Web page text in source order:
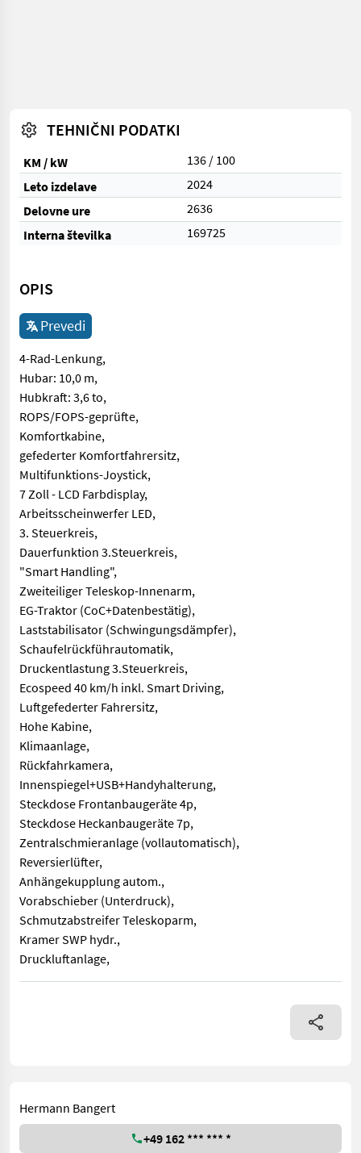
TEHNIČNI PODATKI
KM / kW
136 / 100
Leto izdelave
2024
Delovne ure
2636
Interna številka
169725
OPIS
Prevedi
4-Rad-Lenkung,
Hubar: 10,0 m,
Hubkraft: 3,6 to,
ROPS/FOPS-geprüfte,
Komfortkabine,
gefederter Komfortfahrersitz,
Multifunktions-Joystick,
7 Zoll - LCD Farbdisplay,
Arbeitsscheinwerfer LED,
3. Steuerkreis,
Dauerfunktion 3.Steuerkreis,
"Smart Handling",
Zweiteiliger Teleskop-Innenarm,
EG-Traktor (CoC+Datenbestätig),
Laststabilisator (Schwingungsdämpfer),
Schaufelrückführautomatik,
Druckentlastung 3.Steuerkreis,
Ecospeed 40 km/h inkl. Smart Driving,
Luftgefederter Fahrersitz,
Hohe Kabine,
Klimaanlage,
Rückfahrkamera,
Innenspiegel+USB+Handyhalterung,
Steckdose Frontanbaugeräte 4p,
Steckdose Heckanbaugeräte 7p,
Zentralschmieranlage (vollautomatisch),
Reversierlüfter,
Anhängekupplung autom.,
Vorabschieber (Unterdruck),
Schmutzabstreifer Teleskoparm,
Kramer SWP hydr.,
Druckluftanlage,
4-Rad-Lenkung, Hubar: 10,0 m, Hubkraft: 3,6 to, ROPS/
Hermann Bangert
+49 162 *** *** *